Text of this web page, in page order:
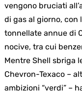
vengono bruciati
di gas al giorno, con
tonnellate annue di
nocive, tra cui
Mentre Shell sbriga
Chevron-Texaco –
ambizioni “verdi” –